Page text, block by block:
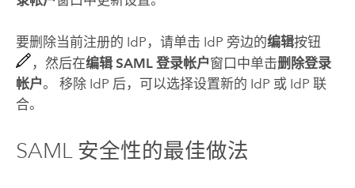
要删除当前注册的 IdP，请单击 IdP 旁边的编辑按钮
，然后在编辑 SAML 登录帐户窗口中单击删除登录
帐户。 移除 IdP 后，可以选择设置新的 IdP 或 IdP 联
合。
SAML安全性的最佳做法